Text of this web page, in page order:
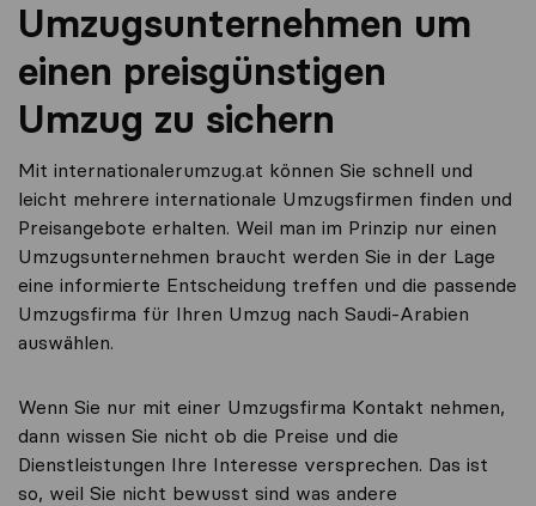
Umzugsunternehmen um
einen preisgünstigen
Umzug zu sichern
Mit internationalerumzug.at können Sie schnell und
leicht mehrere internationale Umzugsfirmen finden und
Preisangebote erhalten. Weil man im Prinzip nur einen
Umzugsunternehmen braucht werden Sie in der Lage
eine informierte Entscheidung treffen und die passende
Umzugsfirma für Ihren Umzug nach Saudi-Arabien
auswählen.
Wenn Sie nur mit einer Umzugsfirma Kontakt nehmen,
dann wissen Sie nicht ob die Preise und die
Dienstleistungen Ihre Interesse versprechen. Das ist
so, weil Sie nicht bewusst sind was andere